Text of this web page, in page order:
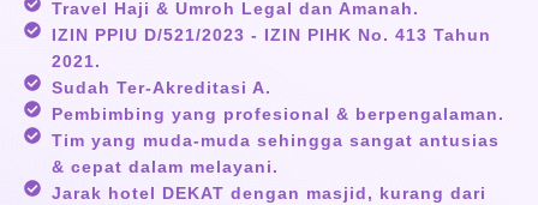
Travel Haji & Umroh Legal dan Amanah.
IZIN PPIU D/521/2023 - IZIN PIHK No. 413 Tahun
2021.
Sudah Ter-Akreditasi A.
Pembimbing yang profesional & berpengalaman.
Tim yang muda-muda sehingga sangat antusias
& cepat dalam melayani.
Jarak hotel DEKAT dengan masjid, kurang dari